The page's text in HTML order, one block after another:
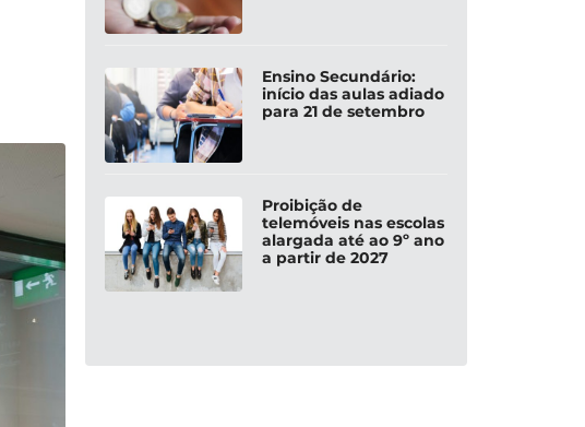
Ensino Secundário:
início das aulas adiado
para 21 de setembro
Proibição de
telemóveis nas escolas
alargada até ao 9º ano
a partir de 2027